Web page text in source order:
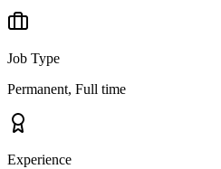
Job Type
Permanent, Full time
Experience